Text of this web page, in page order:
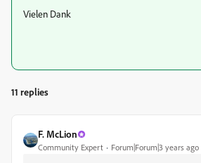
Vielen Dank
11 replies
F. McLion
Community Expert Forum|Forum|3 years ago